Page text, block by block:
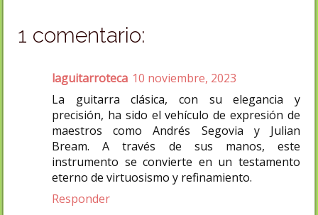
1 comentario:
laguitarroteca 10 noviembre, 2023
La guitarra clásica, con su elegancia y
precisión, ha sido el vehículo de expresión de
maestros como Andrés Segovia y Julian
Bream. A través de sus manos, este
instrumento se convierte en un testamento
eterno de virtuosismo y refinamiento.
Responder